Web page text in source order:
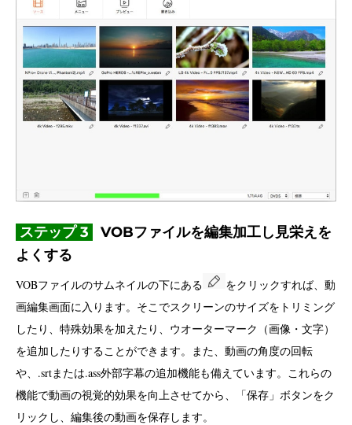
ステップ 3
VOBファイルを編集加工し見栄えを
よくする
VOBファイルのサムネイルの下にある
をクリックすれば、動
画編集画面に入ります。そこでスクリーンのサイズをトリミング
したり、特殊効果を加えたり、ウオーターマーク（画像・文字）
を追加したりすることができます。また、動画の角度の回転
や、.srtまたは.ass外部字幕の追加機能も備えています。これらの
機能で動画の視覚的効果を向上させてから、「保存」ボタンをク
リックし、編集後の動画を保存します。